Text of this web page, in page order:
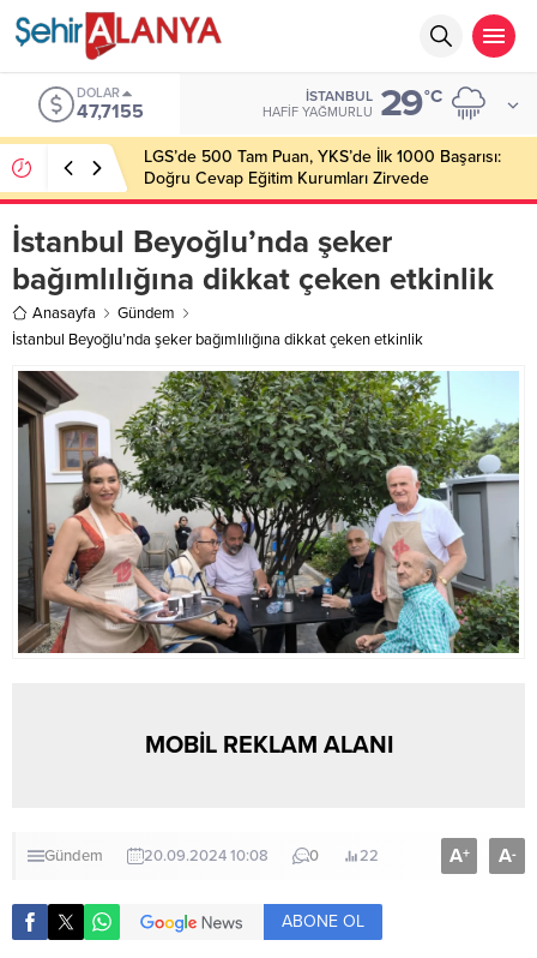
DOLAR
47,7155
İSTANBUL
HAFIF YAĞMURLU 29°C
LGS’de 500 Tam Puan, YKS’de İlk 1000 Başarısı:
Doğru Cevap Eğitim Kurumları Zirvede
İstanbul Beyoğlu’nda şeker
bağımlılığına dikkat çeken etkinlik
Anasayfa
Gündem
İstanbul Beyoğlu’nda şeker bağımlılığına dikkat çeken etkinlik
MOBİL REKLAM ALANI
Gündem 20.09.2024 10:08 0 22 A+ A-
ABONE OL